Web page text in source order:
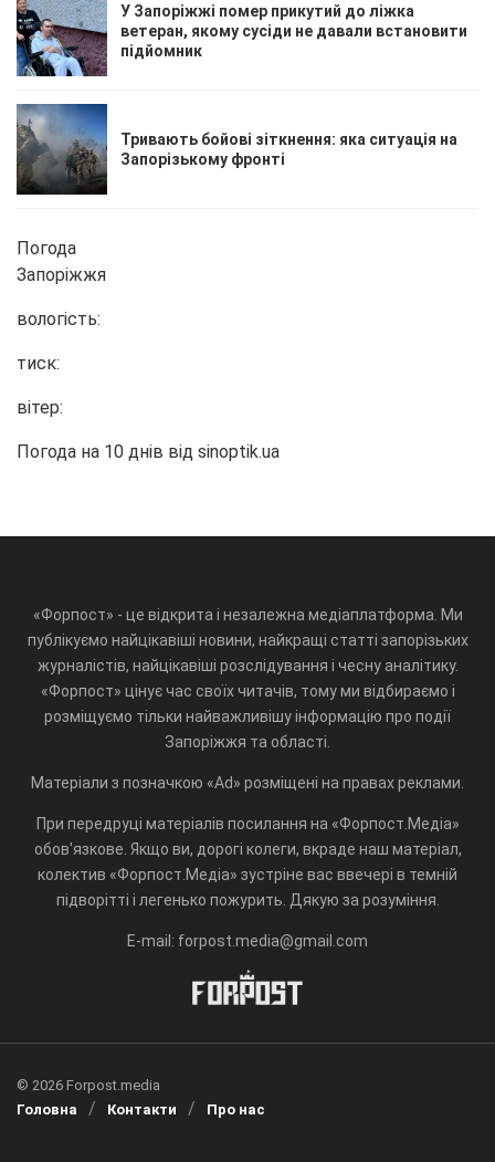
У Запоріжжі помер прикутий до ліжка
ветеран, якому сусіди не давали встановити
підйомник
Тривають бойові зіткнення: яка ситуація на
Запорізькому фронті
Погода
Запоріжжя
вологість:
тиск:
вітер:
Погода на 10 днів від sinoptik.ua
«Форпост» - це відкрита і незалежна медіаплатформа. Ми
публікуємо найцікавіші новини, найкращі статті запорізьких
журналістів, найцікавіші розслідування і чесну аналітику.
«Форпост» цінує час своїх читачів, тому ми відбираємо і
розміщуємо тільки найважливішу інформацію про події
Запоріжжя та області.
Матеріали з позначкою «Ad» розміщені на правах реклами.
При передруці матеріалів посилання на «Форпост.Медіа»
обов'язкове. Якщо ви, дорогі колеги, вкраде наш матеріал,
колектив «Форпост.Медіа» зустріне вас ввечері в темній
підворітті і легенько пожурить. Дякую за розуміння.
E-mail: forpost.media@gmail.com
© 2026 Forpost.media
Головна
Контакти Про нас